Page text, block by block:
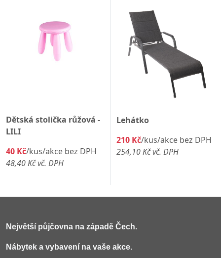
Dětská stolička růžová -
LILI
40 Kč/kus/akce bez DPH
48,40 Kč vč. DPH
Lehátko
210 Kč/kus/akce bez DPH
254,10 Kč vč. DPH
Největší půjčovna na západě Čech.
Nábytek a vybavení na vaše akce.